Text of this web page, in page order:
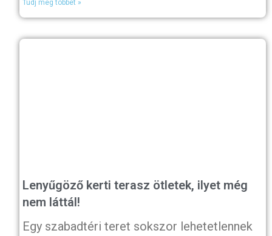
Tudj meg többet »
Lenyűgöző kerti terasz ötletek, ilyet még
nem láttál!
Egy szabadtéri teret sokszor lehetetlennek